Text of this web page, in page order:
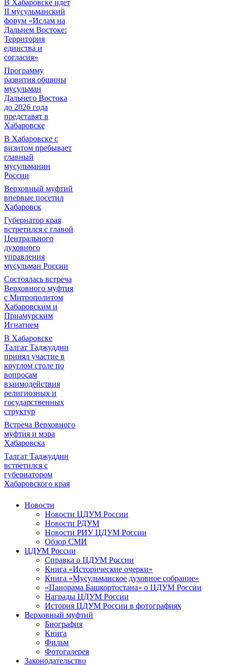
В Хабаровске идет
II мусульманский
форум «Ислам на
Дальнем Востоке:
Территория
единства и
согласия»
Программу
развития общины
мусульман
Дальнего Востока
до 2026 года
представят в
Хабаровске
В Хабаровске с
визитом пребывает
главный
мусульманин
России
Верховный муфтий
впервые посетил
Хабаровск
Губернатор края
встретился с главой
Центрального
духовного
управления
мусульман России
Состоялась встреча
Верховного муфтия
с Митрополитом
Хабаровским и
Приамурским
Игнатием
В Хабаровске
Талгат Таджуддин
принял участие в
круглом столе по
вопросам
взаимодействия
религиозных и
государственных
структур
Встреча Верховного
муфтия и мэра
Хабаровска
Талгат Таджуддин
встретился с
губернатором
Хабаровского края
Новости
Новости ЦДУМ России
Новости РДУМ
Новости РИУ ЦДУМ России
Обзор СМИ
ЦДУМ России
Справка о ЦДУМ России
Книга «Исторические очерки»
Книга «Мусульманское духовное собрание»
«Панорама Башкортостана» о ЦДУМ России
Награды ЦДУМ России
История ЦДУМ России в фотографиях
Верховный муфтий
Биография
Книга
Фильм
Фотогалерея
Законодательство